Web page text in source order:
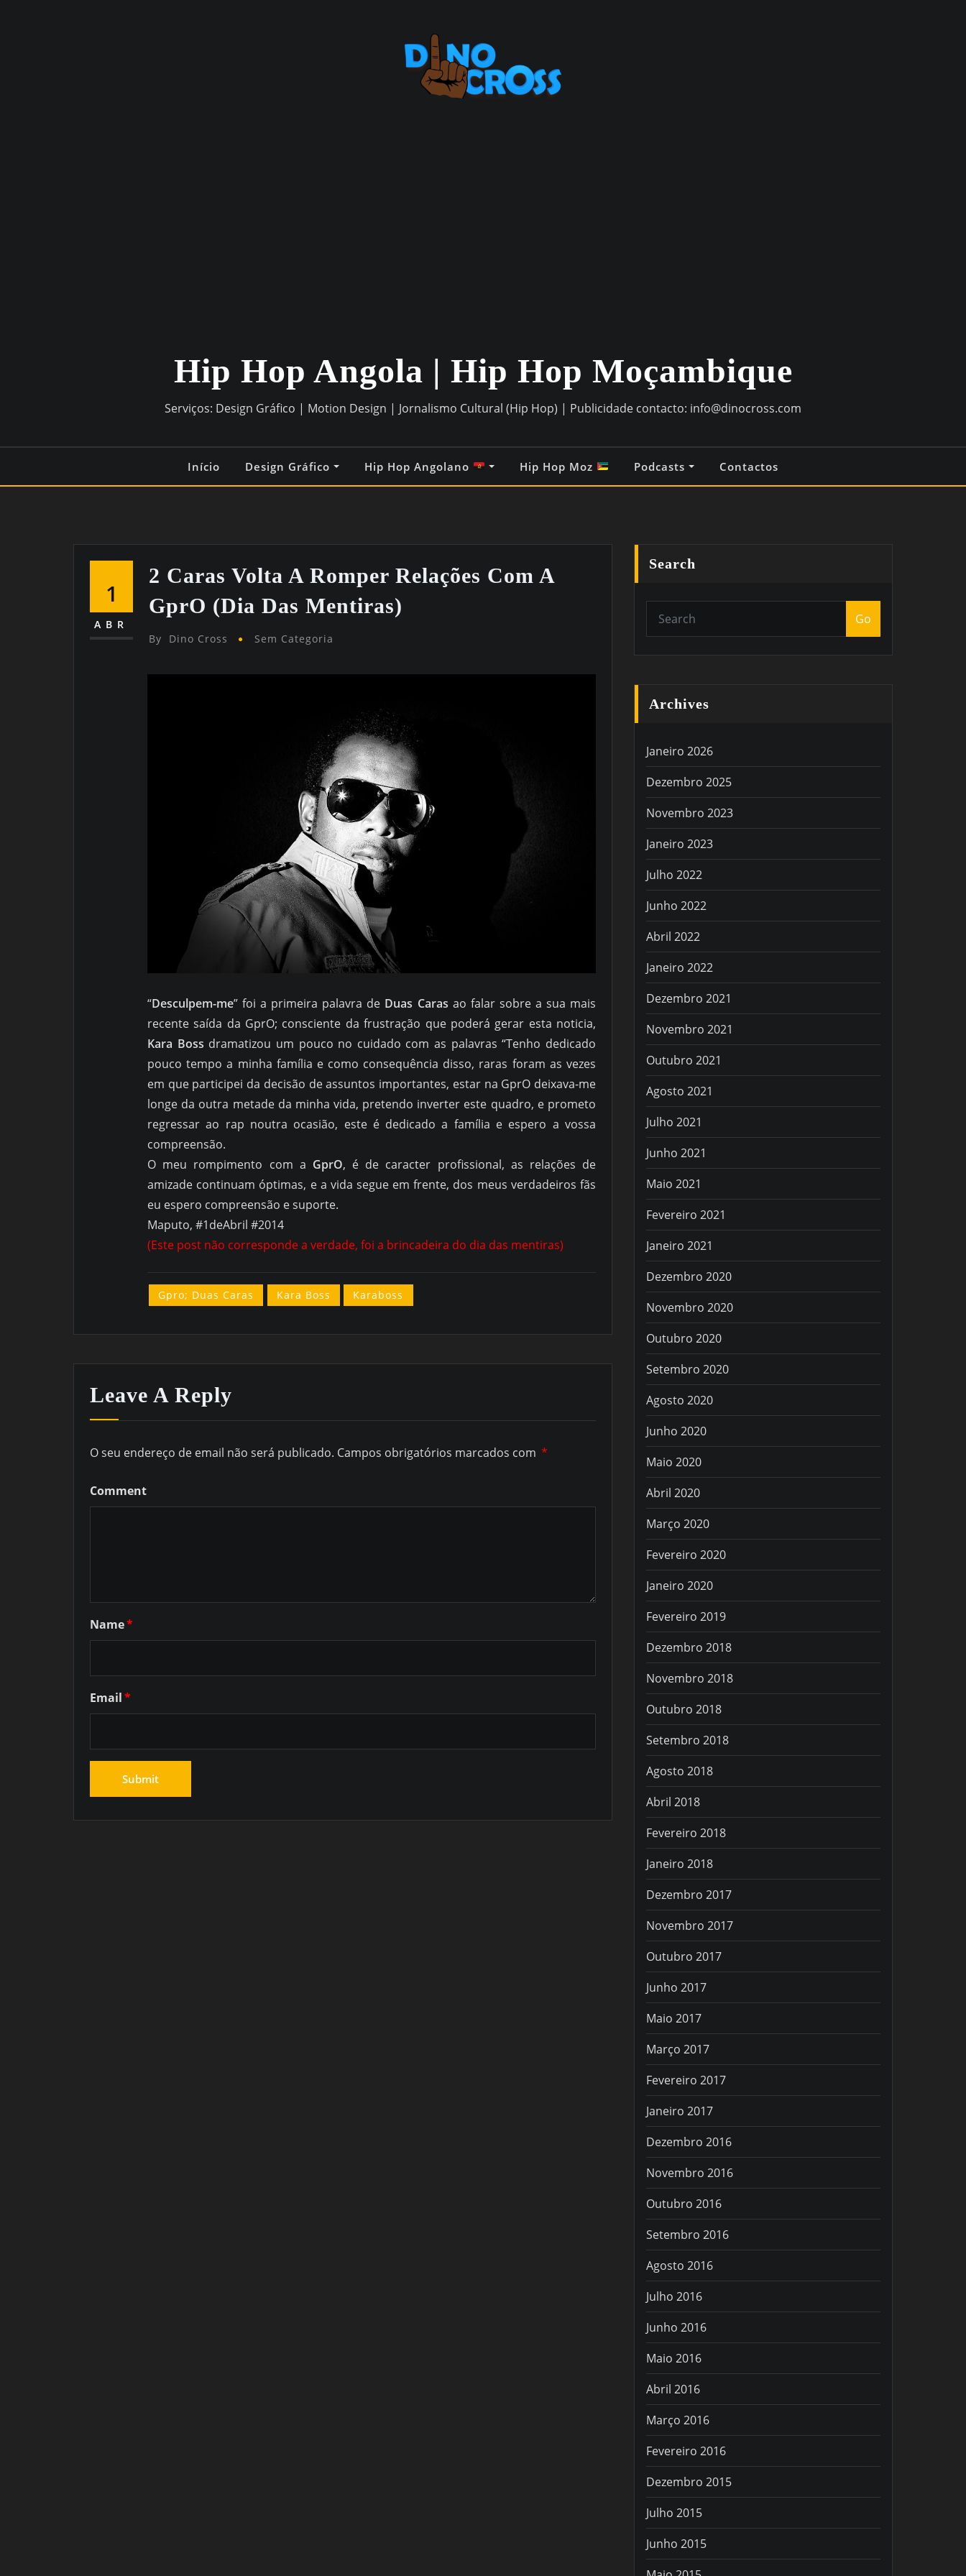
Hip Hop Angola | Hip Hop Moçambique
Serviços: Design Gráfico | Motion Design | Jornalismo Cultural (Hip Hop) | Publicidade contacto: info@dinocross.com
Início Design Gráfico Hip Hop Angolano Hip Hop Moz Podcasts Contactos
1
ABR
2 Caras Volta A Romper Relações Com A
GprO (dia Das Mentiras)
By Dino Cross Sem Categoria
“Desculpem-me” foi a primeira palavra de Duas Caras ao falar sobre a sua mais
recente saída da GprO; consciente da frustração que poderá gerar esta noticia,
Kara Boss dramatizou um pouco no cuidado com as palavras “Tenho dedicado
pouco tempo a minha família e como consequência disso, raras foram as vezes
em que participei da decisão de assuntos importantes, estar na GprO deixava-me
longe da outra metade da minha vida, pretendo inverter este quadro, e prometo
regressar ao rap noutra ocasião, este é dedicado a família e espero a vossa
compreensão.
O meu rompimento com a GprO, é de caracter profissional, as relações de
amizade continuam óptimas, e a vida segue em frente, dos meus verdadeiros fãs
eu espero compreensão e suporte.
Maputo, #1deAbril #2014
(Este post não corresponde a verdade, foi a brincadeira do dia das mentiras)
Gpro; Duas Caras Kara Boss Karaboss
Leave A Reply
O seu endereço de email não será publicado. Campos obrigatórios marcados com *
Comment
Name*
Email*
Search
Go
Archives
Janeiro 2026
Dezembro 2025
Novembro 2023
Janeiro 2023
Julho 2022
Junho 2022
Abril 2022
Janeiro 2022
Dezembro 2021
Novembro 2021
Outubro 2021
Agosto 2021
Julho 2021
Junho 2021
Maio 2021
Fevereiro 2021
Janeiro 2021
Dezembro 2020
Novembro 2020
Outubro 2020
Setembro 2020
Agosto 2020
Junho 2020
Maio 2020
Abril 2020
Março 2020
Fevereiro 2020
Janeiro 2020
Fevereiro 2019
Dezembro 2018
Novembro 2018
Outubro 2018
Setembro 2018
Agosto 2018
Abril 2018
Fevereiro 2018
Janeiro 2018
Dezembro 2017
Novembro 2017
Outubro 2017
Junho 2017
Maio 2017
Março 2017
Fevereiro 2017
Janeiro 2017
Dezembro 2016
Novembro 2016
Outubro 2016
Setembro 2016
Agosto 2016
Julho 2016
Junho 2016
Maio 2016
Abril 2016
Março 2016
Fevereiro 2016
Dezembro 2015
Julho 2015
Junho 2015